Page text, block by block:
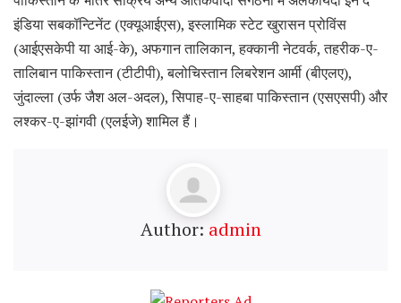
इंडिया सबकॉन्टिनेंट (एक्यूआईएस), इस्लामिक स्टेट खुरासन प्रोविंस
(आईएसकेपी या आई-के), अफगान तालिकान, हक्कानी नेटवर्क, तहरीक-ए-
तालिबान पाकिस्तान (टीटीपी), बलोचिस्तान लिबरेशन आर्मी (बीएलए),
जुंदाल्ला (उर्फ जैश अल-अदल), सिपाह-ए-साहबा पाकिस्तान (एसएसपी) और
लश्कर-ए-झांगवी (एलईजे) शामिल हैं।
Author: admin